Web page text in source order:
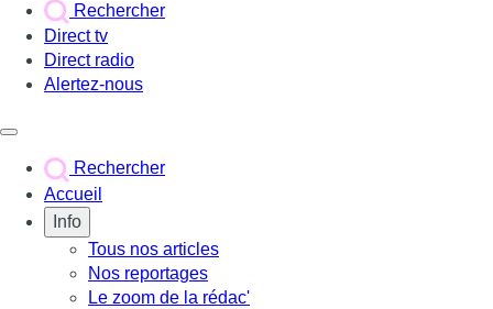
Rechercher
Direct tv
Direct radio
Alertez-nous
Rechercher
Accueil
Info
Tous nos articles
Nos reportages
Le zoom de la rédac'